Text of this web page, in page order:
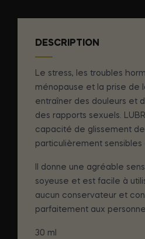
DESCRIPTION
Le stress, les troubles
ménopause et la prise de
entraîner des douleurs et
des rapports sexuels.
capacité de glissement
particulièrement sensibles
Il donne une agréable
soyeuse et est facile à
aucun conservateur et
parfaitement aux
30 ml